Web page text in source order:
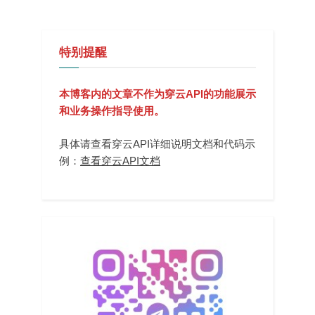
特别提醒
本博客内的文章不作为穿云API的功能展示
和业务操作指导使用。
具体请查看穿云API详细说明文档和代码示
例： 查看穿云API文档